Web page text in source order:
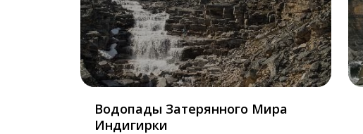
Водопады Затерянного Мира
Индигирки